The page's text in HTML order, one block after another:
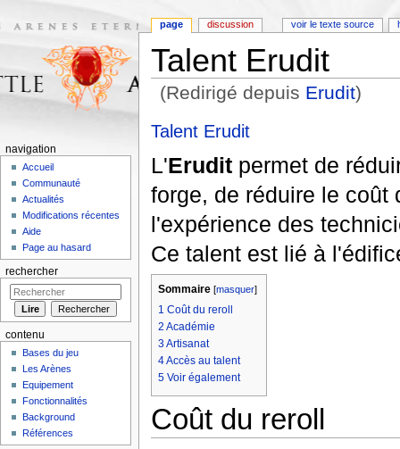
Talent Erudit
(Redirigé depuis Erudit)
Talent Erudit
L'Eruditpermet de
forge, de réduire le coût
l'expérience des
Ce talent est lié à
Sommaire[masquer]
1 Coût du reroll
2 Académie
3Artisanat
4Accès au talent
5 Voir également
Coût du reroll
page discussion voir le texte source
navigation
Accueil
Communauté
Actualités
Modifications récentes
Aide
Page au hasard
rechercher
contenu
Bases du jeu
Les Arènes
Equipement
Fonctionnalités
Background
Références